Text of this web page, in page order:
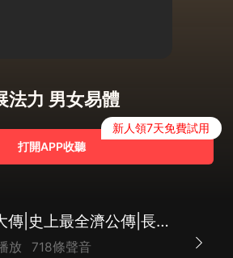
法力 男女易體
打開APP收聽
新人領7天免費試用
濟公大傳|史上最全濟公傳|長篇神魔評書|致敬經典|達林開講
放 718條聲音